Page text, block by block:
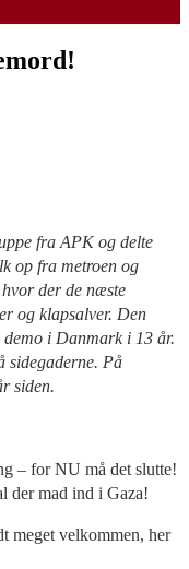
fra APK og delte
op fra metroen og
der de næste
og klapsalver. Den
i Danmark i 13 år.
sidegaderne. På
siden.
– for NU må det slutte!
der mad ind i Gaza!
meget velkommen, her